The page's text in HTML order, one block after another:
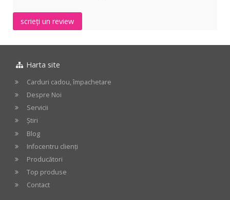
scrieți un review
Harta site
Carduri cadou, împachetare
Despre Noi
Servicii
Știri
Blog
Infocentru clienți
Producători
Top produse
Contact